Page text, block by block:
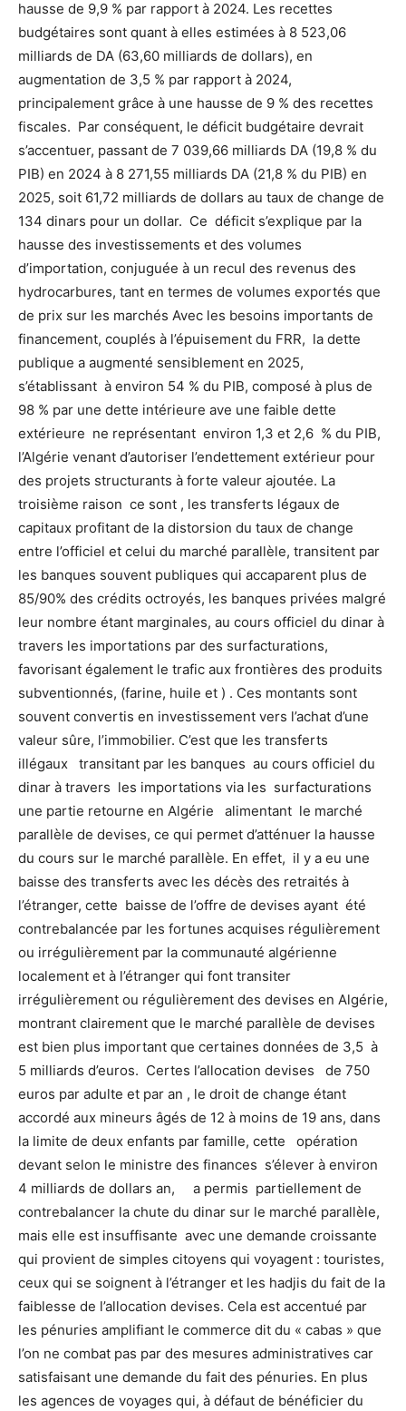
hausse de 9,9 % par rapport à 2024. Les recettes
budgétaires sont quant à elles estimées à 8 523,06
milliards de DA (63,60 milliards de dollars), en
augmentation de 3,5 % par rapport à 2024,
principalement grâce à une hausse de 9 % des recettes
fiscales. Par conséquent, le déficit budgétaire devrait
s’accentuer, passant de 7 039,66 milliards DA (19,8 % du
PIB) en 2024 à 8 271,55 milliards DA (21,8 % du PIB) en
2025, soit 61,72 milliards de dollars au taux de change de
134 dinars pour un dollar. Ce déficit s’explique par la
hausse des investissements et des volumes
d’importation, conjuguée à un recul des revenus des
hydrocarbures, tant en termes de volumes exportés que
de prix sur les marchés Avec les besoins importants de
financement, couplés à l’épuisement du FRR, la dette
publique a augmenté sensiblement en 2025,
s’établissant à environ 54 % du PIB, composé à plus de
98 % par une dette intérieure ave une faible dette
extérieure ne représentant environ 1,3 et 2,6 % du PIB,
l’Algérie venant d’autoriser l’endettement extérieur pour
des projets structurants à forte valeur ajoutée. La
troisième raison ce sont , les transferts légaux de
capitaux profitant de la distorsion du taux de change
entre l’officiel et celui du marché parallèle, transitent par
les banques souvent publiques qui accaparent plus de
85/90% des crédits octroyés, les banques privées malgré
leur nombre étant marginales, au cours officiel du dinar à
travers les importations par des surfacturations,
favorisant également le trafic aux frontières des produits
subventionnés, (farine, huile et ) . Ces montants sont
souvent convertis en investissement vers l’achat d’une
valeur sûre, l’immobilier. C’est que les transferts
illégaux transitant par les banques au cours officiel du
dinar à travers les importations via les surfacturations
une partie retourne en Algérie alimentant le marché
parallèle de devises, ce qui permet d’atténuer la hausse
du cours sur le marché parallèle. En effet, il y a eu une
baisse des transferts avec les décès des retraités à
l’étranger, cette baisse de l’offre de devises ayant été
contrebalancée par les fortunes acquises régulièrement
ou irrégulièrement par la communauté algérienne
localement et à l’étranger qui font transiter
irrégulièrement ou régulièrement des devises en Algérie,
montrant clairement que le marché parallèle de devises
est bien plus important que certaines données de 3,5 à
5 milliards d’euros. Certes l’allocation devises de 750
euros par adulte et par an , le droit de change étant
accordé aux mineurs âgés de 12 à moins de 19 ans, dans
la limite de deux enfants par famille, cette opération
devant selon le ministre des finances s’élever à environ
4 milliards de dollars an, a permis partiellement de
contrebalancer la chute du dinar sur le marché parallèle,
mais elle est insuffisante avec une demande croissante
qui provient de simples citoyens qui voyagent : touristes,
ceux qui se soignent à l’étranger et les hadjis du fait de la
faiblesse de l’allocation devises. Cela est accentué par
les pénuries amplifiant le commerce dit du « cabas » que
l’on ne combat pas par des mesures administratives car
satisfaisant une demande du fait des pénuries. En plus
les agences de voyages qui, à défaut de bénéficier du